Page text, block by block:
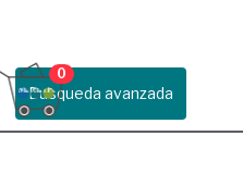
Busqueda avanzada
0